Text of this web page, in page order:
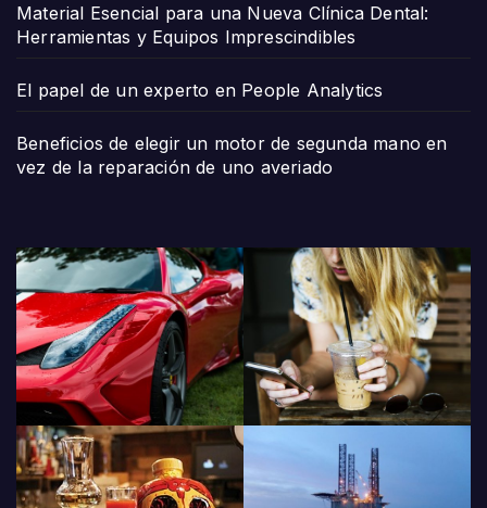
Material Esencial para una Nueva Clínica Dental:
Herramientas y Equipos Imprescindibles
El papel de un experto en People Analytics
Beneficios de elegir un motor de segunda mano en
vez de la reparación de uno averiado